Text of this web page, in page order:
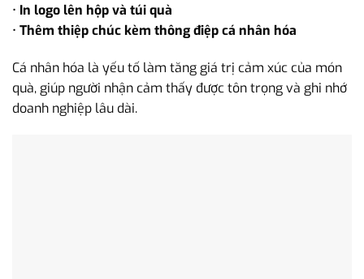
• In logo lên hộp và túi quà
• Thêm thiệp chúc kèm thông điệp cá nhân hóa
Cá nhân hóa là yếu tố làm tăng giá trị cảm xúc của món
quà, giúp người nhận cảm thấy được tôn trọng và ghi nhớ
doanh nghiệp lâu dài.